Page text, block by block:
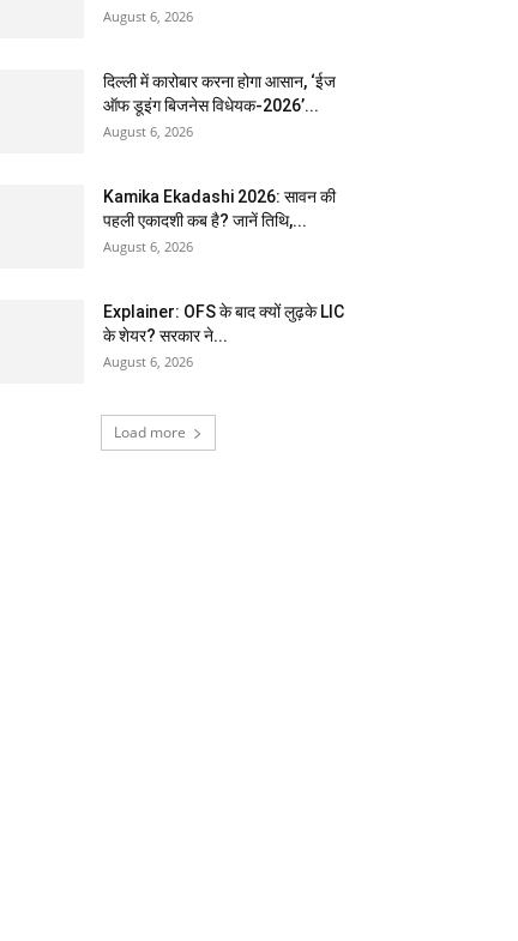
August 6, 2026
दिल्ली में कारोबार करना होगा आसान, ‘ईज
ऑफ डूइंग बिजनेस विधेयक-2026’...
August 6, 2026
Kamika Ekadashi 2026: सावन की
पहली एकादशी कब है? जानें तिथि,...
August 6, 2026
Explainer: OFS के बाद क्यों लुढ़के LIC
के शेयर? सरकार ने...
August 6, 2026
Load more